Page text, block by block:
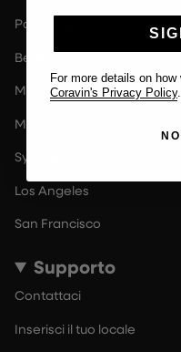
Paesi Bassi
Berlin
Milano
Melbourne
Sydney
Los Angeles
San Francisco
Supporto
Contattaci
Inserisci il tuo locale
For more details on
Coravin's Privacy Policy.